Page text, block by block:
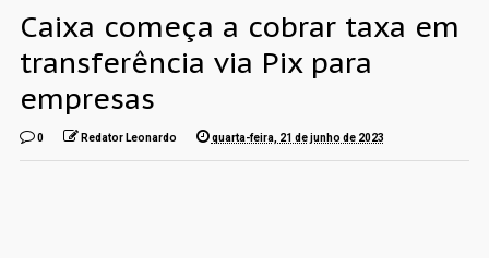
Caixa começa a cobrar taxa em
transferência via Pix para
empresas
0 Redator Leonardo quarta-feira, 21 de junho de 2023